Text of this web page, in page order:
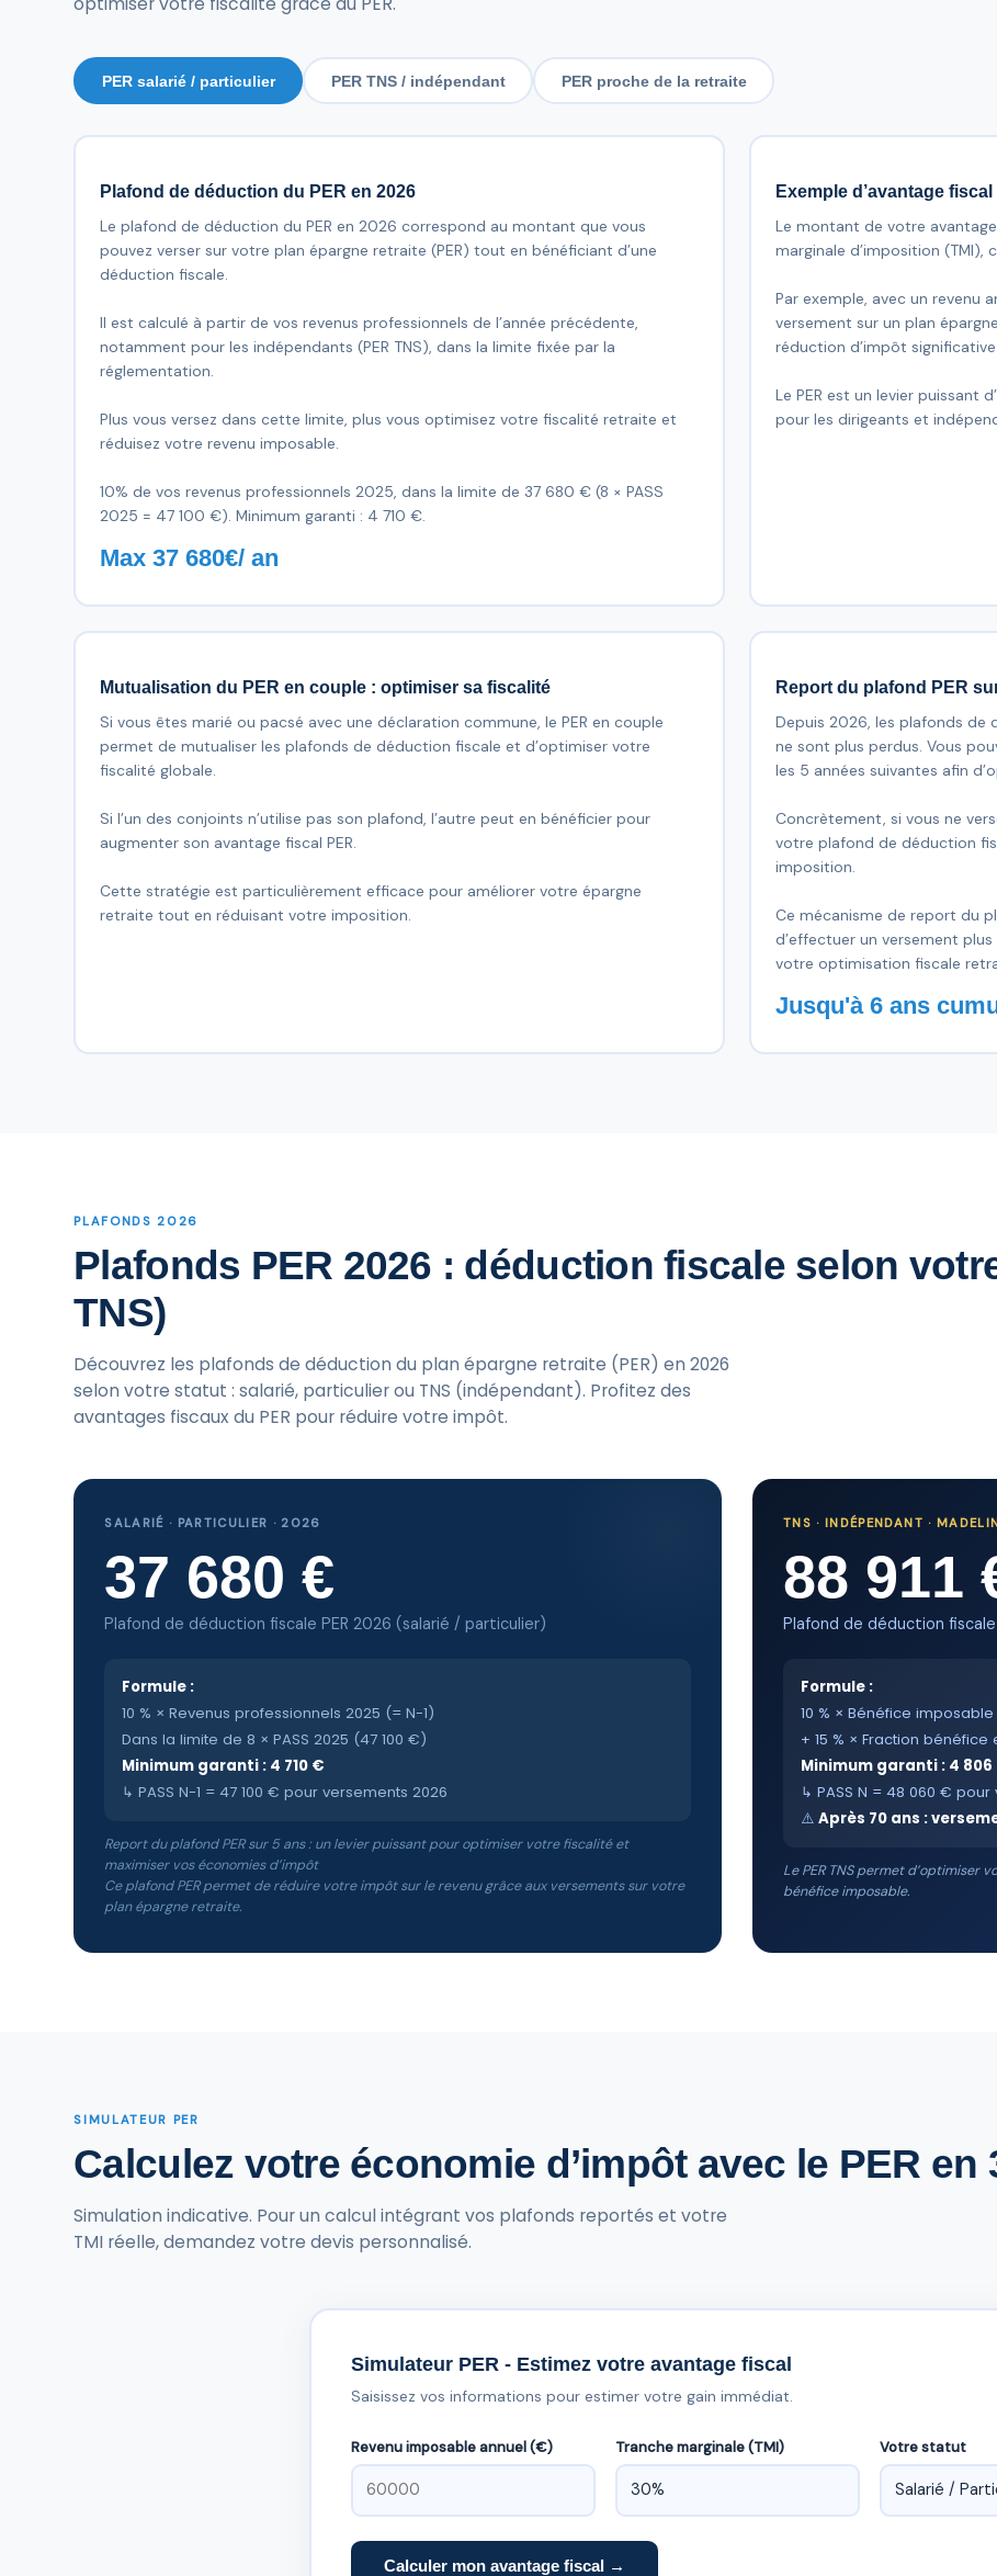
PER salarié / particulier PER TNS / indépendant PER proche de la retraite
Plafond de déduction du PER en 2026
Le plafond de déduction du PER en 2026 correspond au montant que vous
pouvez verser sur votre plan épargne retraite (PER) tout en bénéficiant d’une
déduction fiscale.
Il est calculé à partir de vos revenus professionnels de l’année précédente,
notamment pour les indépendants (PER TNS), dans la limite fixée par la
réglementation.
Plus vous versez dans cette limite, plus vous optimisez votre fiscalité retraite et
réduisez votre revenu imposable.
10% de vos revenus professionnels 2025, dans la limite de 37 680 € (8 × PASS
2025 = 47 100 €). Minimum garanti : 4 710 €.
Max 37 680€/ an
Exemple d’avantage
Le montant de votre
marginale d’imposition (TMI),
Par exemple, avec un revenu
versement sur un plan
réduction d’impôt significative.
Le PER est un levier puissant
pour les dirigeants et
Mutualisation du PER en couple : optimiser sa fiscalité
Si vous êtes marié ou pacsé avec une déclaration commune, le PER en couple
permet de mutualiser les plafonds de déduction fiscale et d’optimiser votre
fiscalité globale.
Si l’un des conjoints n’utilise pas son plafond, l’autre peut en bénéficier pour
augmenter son avantage fiscal PER.
Cette stratégie est particulièrement efficace pour améliorer votre épargne
retraite tout en réduisant votre imposition.
Report du plafond PER
Depuis 2026, les plafonds de
ne sont plus perdus. Vous
les 5 années suivantes afin
Concrètement, si vous ne
votre plafond de déduction
imposition.
Ce mécanisme de report du
d’effectuer un versement
votre optimisation fiscale
Jusqu'à 6 ans
PLAFONDS 2026
Plafonds PER 2026 : déduction fiscale selon
TNS)
Découvrez les plafonds de déduction du plan épargne retraite (PER) en 2026
selon votre statut : salarié, particulier ou TNS (indépendant). Profitez des
avantages fiscaux du PER pour réduire votre impôt.
SALARIÉ · PARTICULIER · 2026
37 680 €
Plafond de déduction fiscale PER 2026 (salarié / particulier)
Formule :
10 % × Revenus professionnels 2025 (= N-1)
Dans la limite de 8 × PASS 2025 (47 100 €)
Minimum garanti : 4 710 €
↳ PASS N-1 = 47 100 € pour versements 2026
Report du plafond PER sur 5 ans : un levier puissant pour optimiser votre fiscalité et
maximiser vos économies d’impôt
Ce plafond PER permet de réduire votre impôt sur le revenu grâce aux versements sur votre
plan épargne retraite.
TNS · INDÉPENDANT ·
88 911
Plafond de déduction
Formule :
10 % × Bénéfice imposable
+ 15 % × Fraction bénéfice
Minimum garanti : 4 806
↳ PASS N = 48 060 €
⚠️ Après 70 ans :
Le PER TNS permet
bénéfice imposable.
SIMULATEUR PER
Calculez votre économie d’impôt avec le PER en
Simulation indicative. Pour un calcul intégrant vos plafonds reportés et votre
TMI réelle, demandez votre devis personnalisé.
Simulateur PER - Estimez votre avantage fiscal
Saisissez vos informations pour estimer votre gain immédiat.
Revenu imposable annuel (€) Tranche marginale (TMI) Votre statut
Calculer mon avantage fiscal →